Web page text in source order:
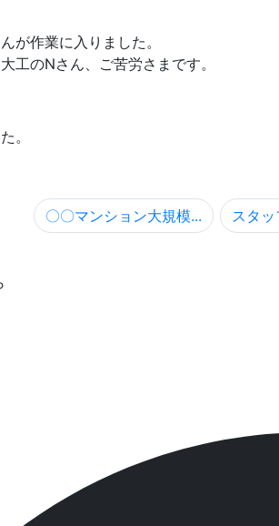
が作業に入りました。
工のNさん、ご苦労さまです。
。
〇〇マンション大規模... スタ